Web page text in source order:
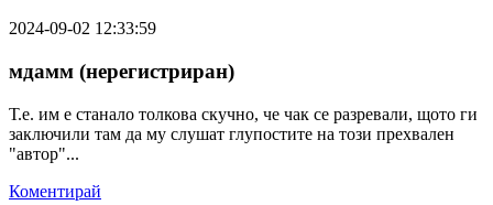
2024-09-02 12:33:59
мдамм (нерегистриран)
Т.е. им е станало толкова скучно, че чак се разревали, щото ги
заключили там да му слушат глупостите на този прехвален
"автор"...
Коментирай